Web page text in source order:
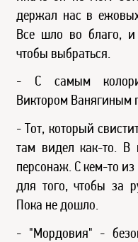
держал нас в
Все шло во благо, и
чтобы выбраться.
- С самым
Виктором Ванягиным
- Тот, который
там видел как-то. В
персонаж. С кем-то
для того, чтобы за
Пока не дошло.
- "Мордовия" -